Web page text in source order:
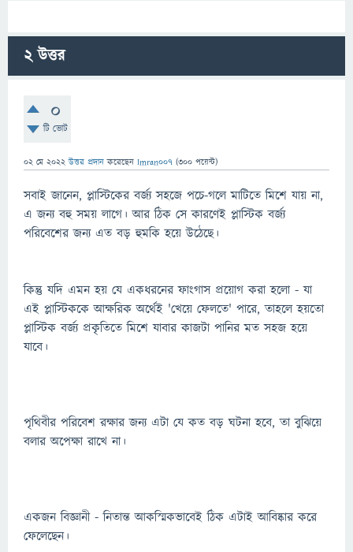
2উত্তর
0
টি ভোট
02 মে 2022 উত্তর প্রদান করেছেন Imran007 (300 পয়েন্ট)
সবাই জানেন, প্লাস্টিকের বর্জ্য সহজে পচে-গলে মাটিতে মিশে যায় না,
এ জন্য বহু সময় লাগে। আর ঠিক সে কারণেই প্লাস্টিক বর্জ্য
পরিবেশের জন্য এত বড় হুমকি হয়ে উঠেছে।
কিন্তু যদি এমন হয় যে একধরনের ফাংগাস প্রয়োগ করা হলো - যা
এই প্লাস্টিককে আক্ষরিক অর্থেই 'খেয়ে ফেলতে' পারে, তাহলে হয়তো
প্লাস্টিক বর্জ্য প্রকৃতিতে মিশে যাবার কাজটা পানির মত সহজ হয়ে
যাবে।
পৃথিবীর পরিবেশ রক্ষার জন্য এটা যে কত বড় ঘটনা হবে, তা বুঝিয়ে
বলার অপেক্ষা রাখে না।
একজন বিজ্ঞানী - নিতান্ত আকস্মিকভাবেই ঠিক এটাই আবিষ্কার করে
ফেলেছেন।